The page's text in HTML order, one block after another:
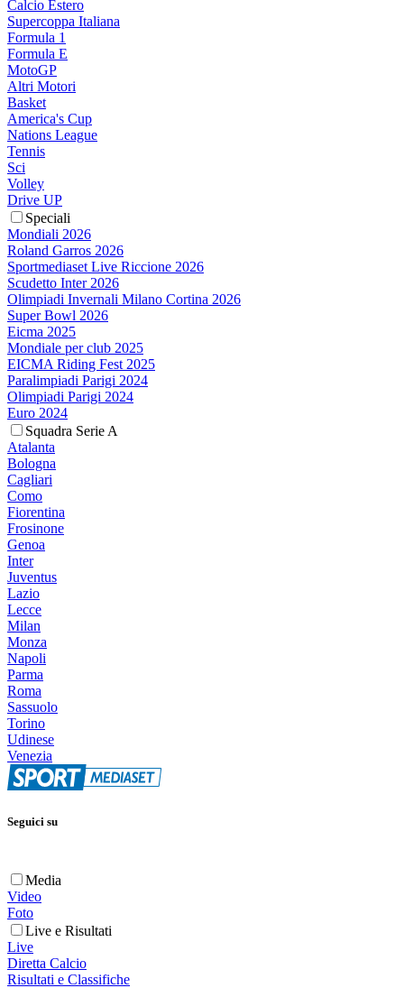
Calcio Estero
Supercoppa Italiana
Formula 1
Formula E
MotoGP
Altri Motori
Basket
America's Cup
Nations League
Tennis
Sci
Volley
Drive UP
Speciali
Mondiali 2026
Roland Garros 2026
Sportmediaset Live Riccione 2026
Scudetto Inter 2026
Olimpiadi Invernali Milano Cortina 2026
Super Bowl 2026
Eicma 2025
Mondiale per club 2025
EICMA Riding Fest 2025
Paralimpiadi Parigi 2024
Olimpiadi Parigi 2024
Euro 2024
Squadra Serie A
Atalanta
Bologna
Cagliari
Como
Fiorentina
Frosinone
Genoa
Inter
Juventus
Lazio
Lecce
Milan
Monza
Napoli
Parma
Roma
Sassuolo
Torino
Udinese
Venezia
Seguici su
Media
Video
Foto
Live e Risultati
Live
Diretta Calcio
Risultati e Classifiche